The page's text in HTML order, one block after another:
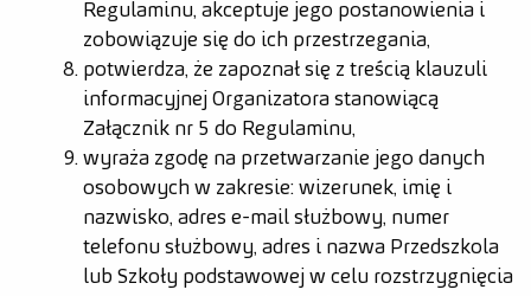
Regulaminu, akceptuje jego postanowienia i
zobowiązuje się do ich przestrzegania,
potwierdza, że zapoznał się z treścią klauzuli
informacyjnej Organizatora stanowiącą
Załącznik nr 5 do Regulaminu,
wyraża zgodę na przetwarzanie jego danych
osobowych w zakresie: wizerunek, imię i
nazwisko, adres e-mail służbowy, numer
telefonu służbowy, adres i nazwa Przedszkola
lub Szkoły podstawowej w celu rozstrzygnięcia